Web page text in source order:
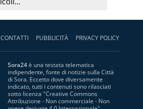
CONTATTI PUBBLICITÀ PRIVACY POLICY
Sora24è una testata telematica
indipendente, fonte di notizie sulla Città
di Sora. Eccetto dove diversamente
indicato, tutti i contenuti sono rilasciati
sotto licenza "Creative Commons
Attribuzione - Non commerciale - Non